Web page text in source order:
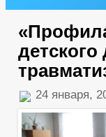
24 января,